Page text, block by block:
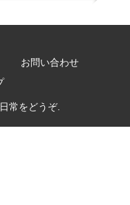
お問い合わせ
常をどうぞ.